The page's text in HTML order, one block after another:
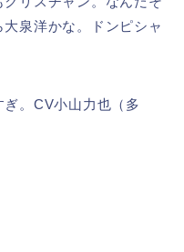
泉洋かな。ドンピシャ
。CV小山力也（多